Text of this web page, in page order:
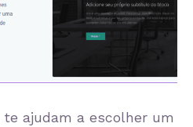
te ajudam a escolher um